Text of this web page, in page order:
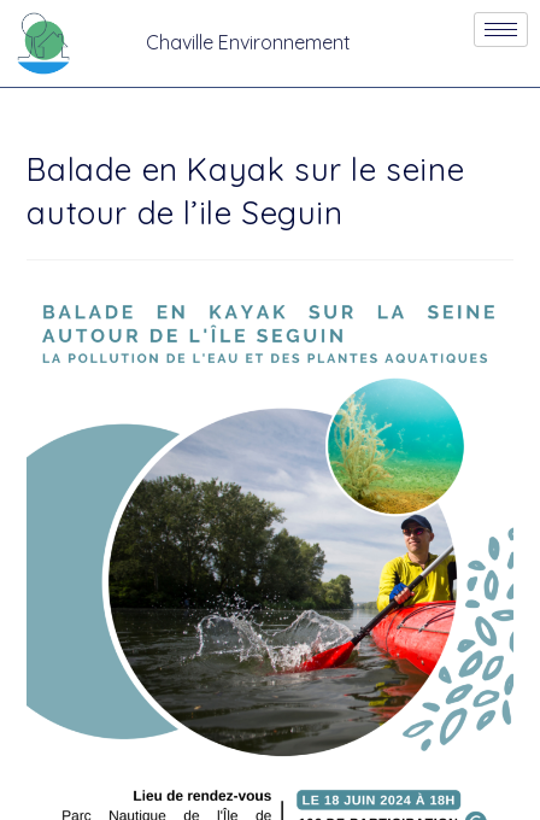
Chaville Environnement
Balade en Kayak sur le seine
autour de l’ile Seguin